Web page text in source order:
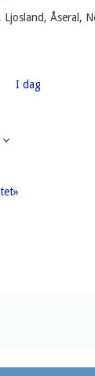
Ljosland, Åseral,
I dag